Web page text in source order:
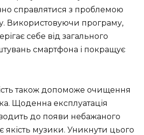
справлятися з проблемою
Використовуючи програму,
себе від загального
смартфона і покращує
також допоможе очищення
Щоденна експлуатація
до появи небажаного
якість музики. Уникнути цього